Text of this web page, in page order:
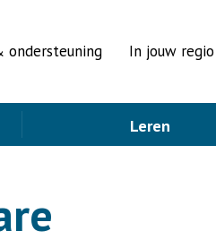
ondersteuning In jouw regio
Leren